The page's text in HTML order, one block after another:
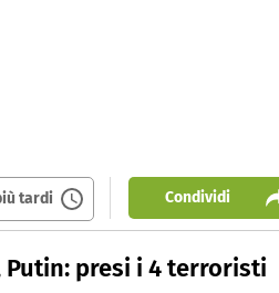
tardi Condividi
Putin: presi i 4 terroristi